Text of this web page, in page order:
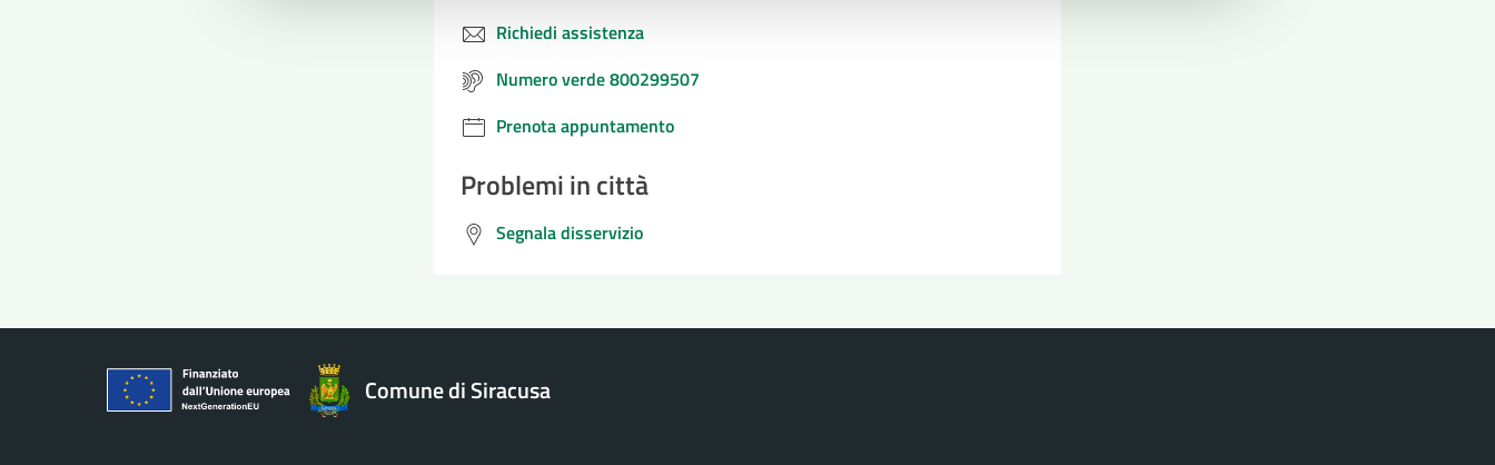
Richiedi assistenza
Numero verde 800299507
Prenota appuntamento
Problemi in città
Segnala disservizio
Comune di Siracusa